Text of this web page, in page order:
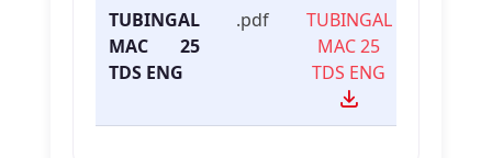
TUBINGAL
MAC 25
TDS ENG
.pdf
TUBINGAL
MAC 25
TDS ENG